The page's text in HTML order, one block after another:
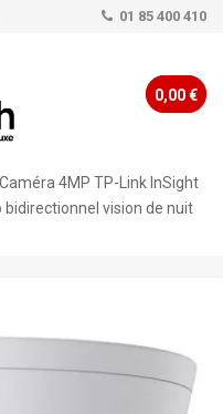
01 85 400 410
0,00 €
Caméra 4MP TP-Link InSight
vision de nuit